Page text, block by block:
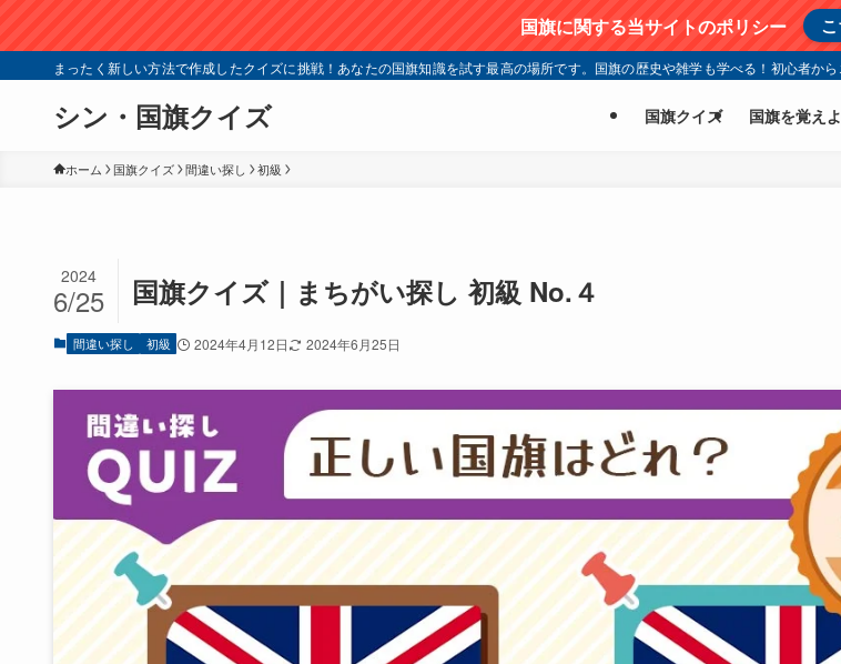
国旗に関する当サイトのポリシー
まったく新しい方法で作成したクイズに挑戦！あなたの国旗知識を試す最高の場所です。国旗の歴史や雑学も学べる！初心者
シン・国旗クイズ 国旗クイズ 国旗を覚え
ホーム 国旗クイズ 間違い探し 初級
国旗クイズ｜まちがい探し 初級 No.４
2024
6/25
間違い探し 初級 2024年4月12日 2024年6月25日